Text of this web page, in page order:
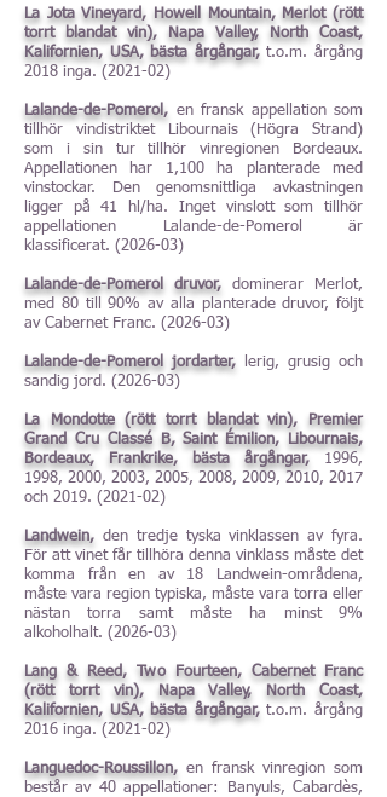
La Jota Vineyard, Howell Mountain, Merlot (rött
torrt blandat vin), Napa Valley, North Coast,
Kalifornien, USA, bästa årgångar,t.o.m. årgång
2018 inga. (2021-02)
Lalande-de-Pomerol, en fransk appellation som
tillhör vindistriktet Libournais (Högra Strand)
som i sin tur tillhör vinregionen Bordeaux.
Appellationen har 1,100 ha planterade med
vinstockar. Den genomsnittliga avkastningen
ligger på 41 hl/ha. Inget vinslott som tillhör
appellationen Lalande-de-Pomerol är
klassificerat. (2026-03)
Lalande-de-Pomerol druvor, dominerar Merlot,
med 80 till 90% av alla planterade druvor, följt
av Cabernet Franc. (2026-03)
Lalande-de-Pomerol jordarter, lerig, grusig och
sandig jord. (2026-03)
La Mondotte (rött torrt blandat vin), Premier
Grand Cru Classé B, Saint Émilion, Libournais,
Bordeaux, Frankrike, bästa årgångar, 1996,
1998, 2000, 2003, 2005, 2008, 2009, 2010, 2017
och 2019. (2021-02)
Landwein, den tredje tyska vinklassen av fyra.
För att vinet får tillhöra denna vinklass måste det
komma från en av 18 Landwein-områdena,
måste vara region typiska, måste vara torra eller
nästan torra samt måste ha minst 9%
alkoholhalt. (2026-03)
Lang & Reed, Two Fourteen, Cabernet Franc
(rött torrt vin), Napa Valley, North Coast,
Kalifornien, USA, bästa årgångar,t.o.m. årgång
2016 inga. (2021-02)
Languedoc-Roussillon, en fransk vinregion som
består av 40 appellationer: Banyuls, Cabardès,